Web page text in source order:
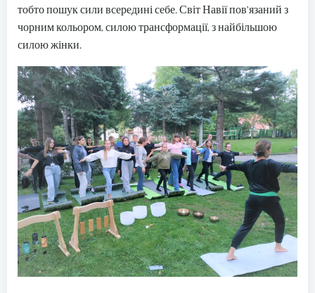
тобто пошук сили всередині себе. Світ Навії пов’язаний з
чорним кольором, силою трансформації, з найбільшою
силою жінки.